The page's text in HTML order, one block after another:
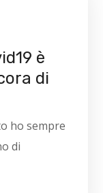
è
di
ho sempre
di